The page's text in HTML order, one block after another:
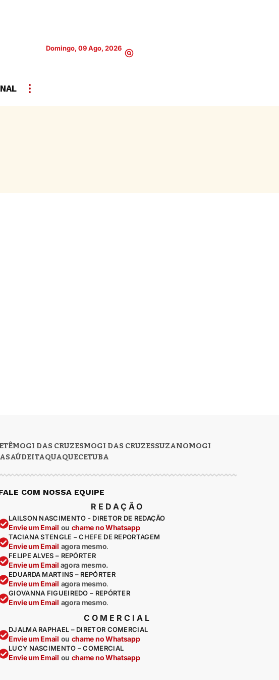
Domingo, 09 Ago, 2026
MOGI DAS CRUZESMOGI DAS CRUZESSUZANOMOGI
SAÚDEITAQUAQUECETUBA
COM NOSSA EQUIPE
REDAÇÃO
LAILSON NASCIMENTO - DIRETOR DE REDAÇÃO
Envie um Email ou chame no Whatsapp
TACIANA STENGLE – CHEFE DE REPORTAGEM
Envie um Email agora mesmo.
FELIPE ALVES – REPÓRTER
Envie um Email agora mesmo.
EDUARDA MARTINS – REPÓRTER
Envie um Email agora mesmo.
GIOVANNA FIGUEIREDO – REPÓRTER
Envie um Email agora mesmo.
COMERCIAL
DJALMA RAPHAEL – DIRETOR COMERCIAL
Envie um Email ou chame no Whatsapp
LUCY NASCIMENTO – COMERCIAL
Envie um Email ou chame no Whatsapp